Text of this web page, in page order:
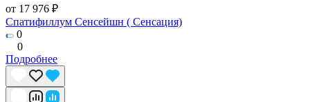
от 17 976 ₽
Спатифиллум Сенсейшн ( Сенсация)
0
0
Подробнее